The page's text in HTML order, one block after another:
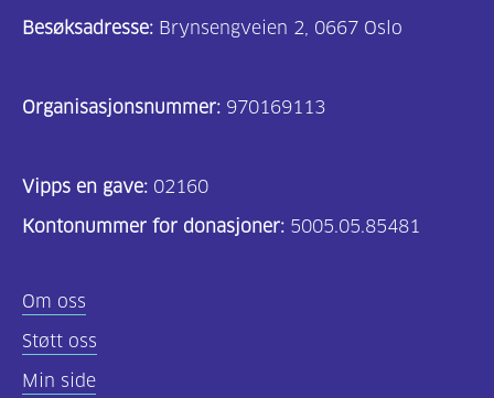
Besøksadresse: Brynsengveien 2, 0667 Oslo
Organisasjonsnummer: 970169113
Vipps en gave: 02160
Kontonummer for donasjoner: 5005.05.85481
Om oss
Støtt oss
Min side